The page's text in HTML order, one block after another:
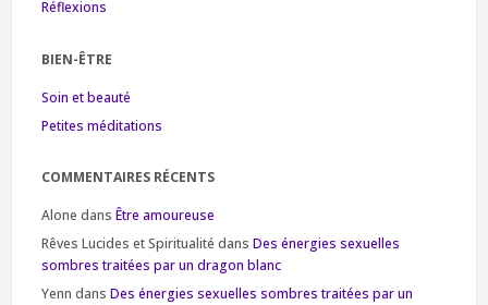
Réflexions
BIEN-ÊTRE
Soin et beauté
Petites méditations
COMMENTAIRES RÉCENTS
Alone dans Être amoureuse
Rêves Lucides et Spiritualité dans Des énergies sexuelles
sombres traitées par un dragon blanc
Yenn dans Des énergies sexuelles sombres traitées par un